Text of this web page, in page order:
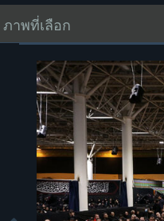
ภาพที่เลือก